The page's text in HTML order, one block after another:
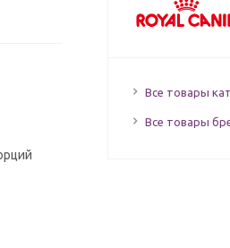
Все товары
Все товары